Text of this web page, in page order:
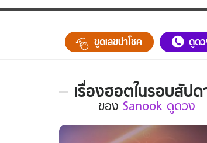
ความรู้รอบตัว
ฮาวทู
ขูดเลขนำโชค ดูด
เรื่องฮอตในรอบสัปด
เรื่อง
ใน
รอบ
ของ Sanook ดูดวง